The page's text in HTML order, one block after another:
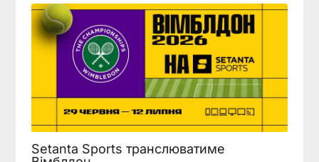
Setanta Sports транслюватиме